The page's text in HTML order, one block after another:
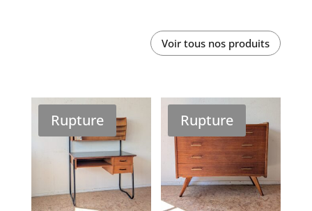
Voir tous nos produits
Rupture Rupture